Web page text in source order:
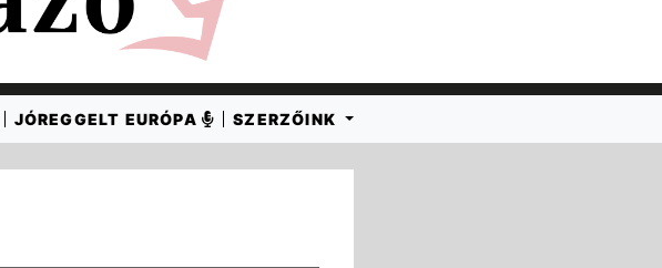
JÓREGGELT EURÓPA SZERZŐINK